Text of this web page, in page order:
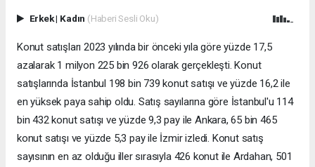
Erkek| Kadın (Haberi Sesli Oku)
Konut satışları 2023 yılında bir önceki yıla göre yüzde 17,5
azalarak 1 milyon 225 bin 926 olarak gerçekleşti. Konut
satışlarında İstanbul 198 bin 739 konut satışı ve yüzde 16,2 ile
en yüksek paya sahip oldu. Satış sayılarına göre İstanbul'u 114
bin 432 konut satışı ve yüzde 9,3 pay ile Ankara, 65 bin 465
konut satışı ve yüzde 5,3 pay ile İzmir izledi. Konut satış
sayısının en az olduğu iller sırasıyla 426 konut ile Ardahan, 501